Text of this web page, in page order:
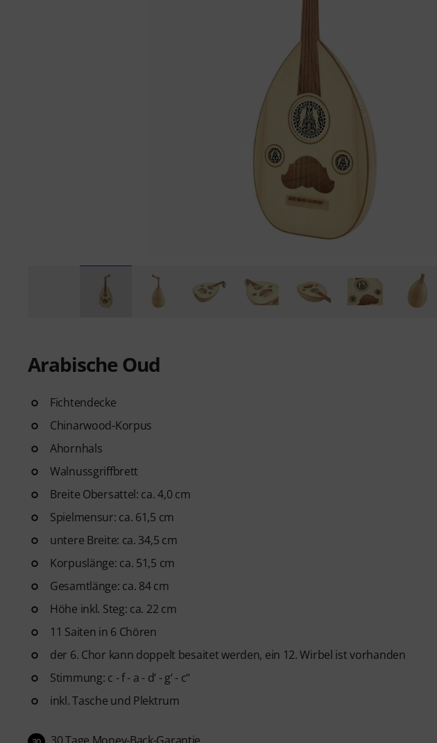
Arabische Oud
Fichtendecke
Chinarwood-Korpus
Ahornhals
Walnussgriffbrett
Breite Obersattel: ca. 4,0 cm
Spielmensur: ca. 61,5 cm
untere Breite: ca. 34,5 cm
Korpuslänge: ca. 51,5 cm
Gesamtlänge: ca. 84 cm
Höhe inkl. Steg: ca. 22 cm
11 Saiten in 6 Chören
der 6. Chor kann doppelt besaitet werden, ein 12. Wirbel ist vorhanden
Stimmung: c - f - a - d‘ - g‘ - c‘‘
inkl. Tasche und Plektrum